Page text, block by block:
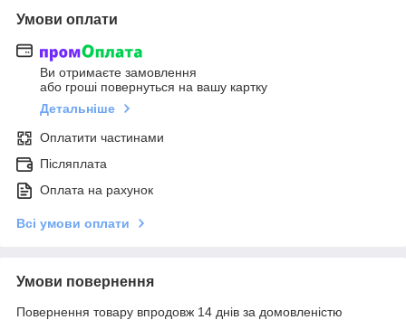
Умови оплати
Ви отримаєте замовлення
або гроші повернуться на вашу картку
Детальніше
Оплатити частинами
Післяплата
Оплата на рахунок
Всі умови оплати
Умови повернення
Повернення товару впродовж 14 днів за домовленістю